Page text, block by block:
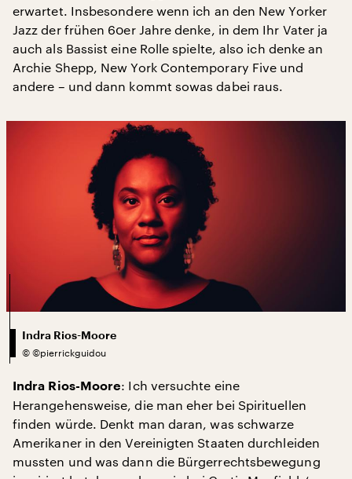
erwartet. Insbesondere wenn ich an den New Yorker
Jazz der frühen 60er Jahre denke, in dem Ihr Vater ja
auch als Bassist eine Rolle spielte, also ich denke an
Archie Shepp, New York Contemporary Five und
andere – und dann kommt sowas dabei raus.
Indra Rios-Moore
© ©pierrickguidou
Indra Rios-Moore: Ich versuchte eine
Herangehensweise, die man eher bei Spirituellen
finden würde. Denkt man daran, was schwarze
Amerikaner in den Vereinigten Staaten durchleiden
mussten und was dann die Bürgerrechtsbewegung